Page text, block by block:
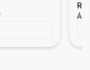
Suíte -